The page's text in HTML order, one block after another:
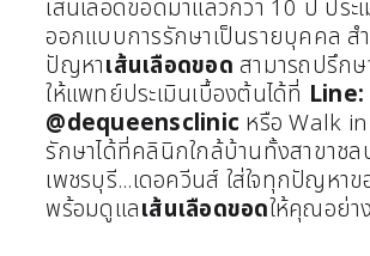
เส้นเลือดขอดมาแล้วกว่า 10 ปี ประ
ออกแบบการรักษาเป็นรายบุคคล ส
ปัญหาเส้นเลือดขอด สามารถปรึก
ให้แพทย์ประเมินเบื้องต้นได้ที่ Line:
@dequeensclinic หรือ Walk in
รักษาได้ที่คลินิกใกล้บ้านทั้งสาขาชล
เพชรบุรี...เดอควีนส์ ใส่ใจทุกปัญหา
พร้อมดูแลเส้นเลือดขอดให้คุณอย่า